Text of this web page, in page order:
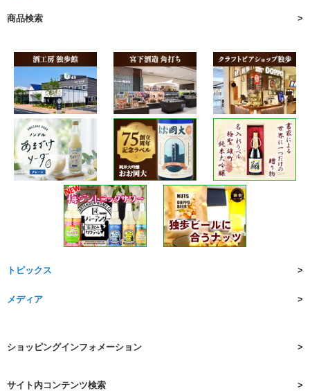
商品検索
トピックス
メディア
ショッピングインフォメーション
サイト内コンテンツ検索